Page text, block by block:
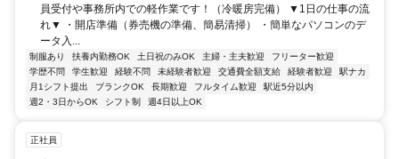
員受付や事務所内での軽作業です！（冷暖房完備） ▼1日の仕事の流
れ▼ ・開店準備（券売機の準備、簡易清掃） ・簡単なパソコンのデ
ータ入...
制服あり 扶養内勤務OK 土日祝のみOK 主婦・主夫歓迎
フリーター歓迎
学歴不問
学生歓迎 経験不問 未経験者歓迎 交通費全額支給 経験者歓迎
駅ナカ
月1シフト提出
ブランクOK 長期歓迎 フルタイム歓迎
駅近5分以内
週2・3日からOK
シフト制 週4日以上OK
正社員